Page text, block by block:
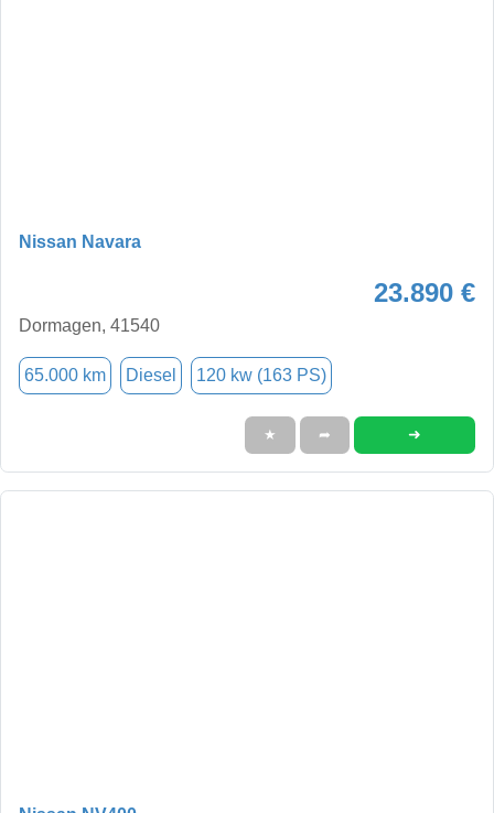
Nissan Navara
23.890 €
Dormagen, 41540
65.000 km Diesel 120 kw (163 PS)
★ ➦ ➜